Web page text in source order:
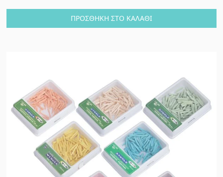
ΠΡΟΣΘΉΚΗ ΣΤΟ ΚΑΛΆΘΙ